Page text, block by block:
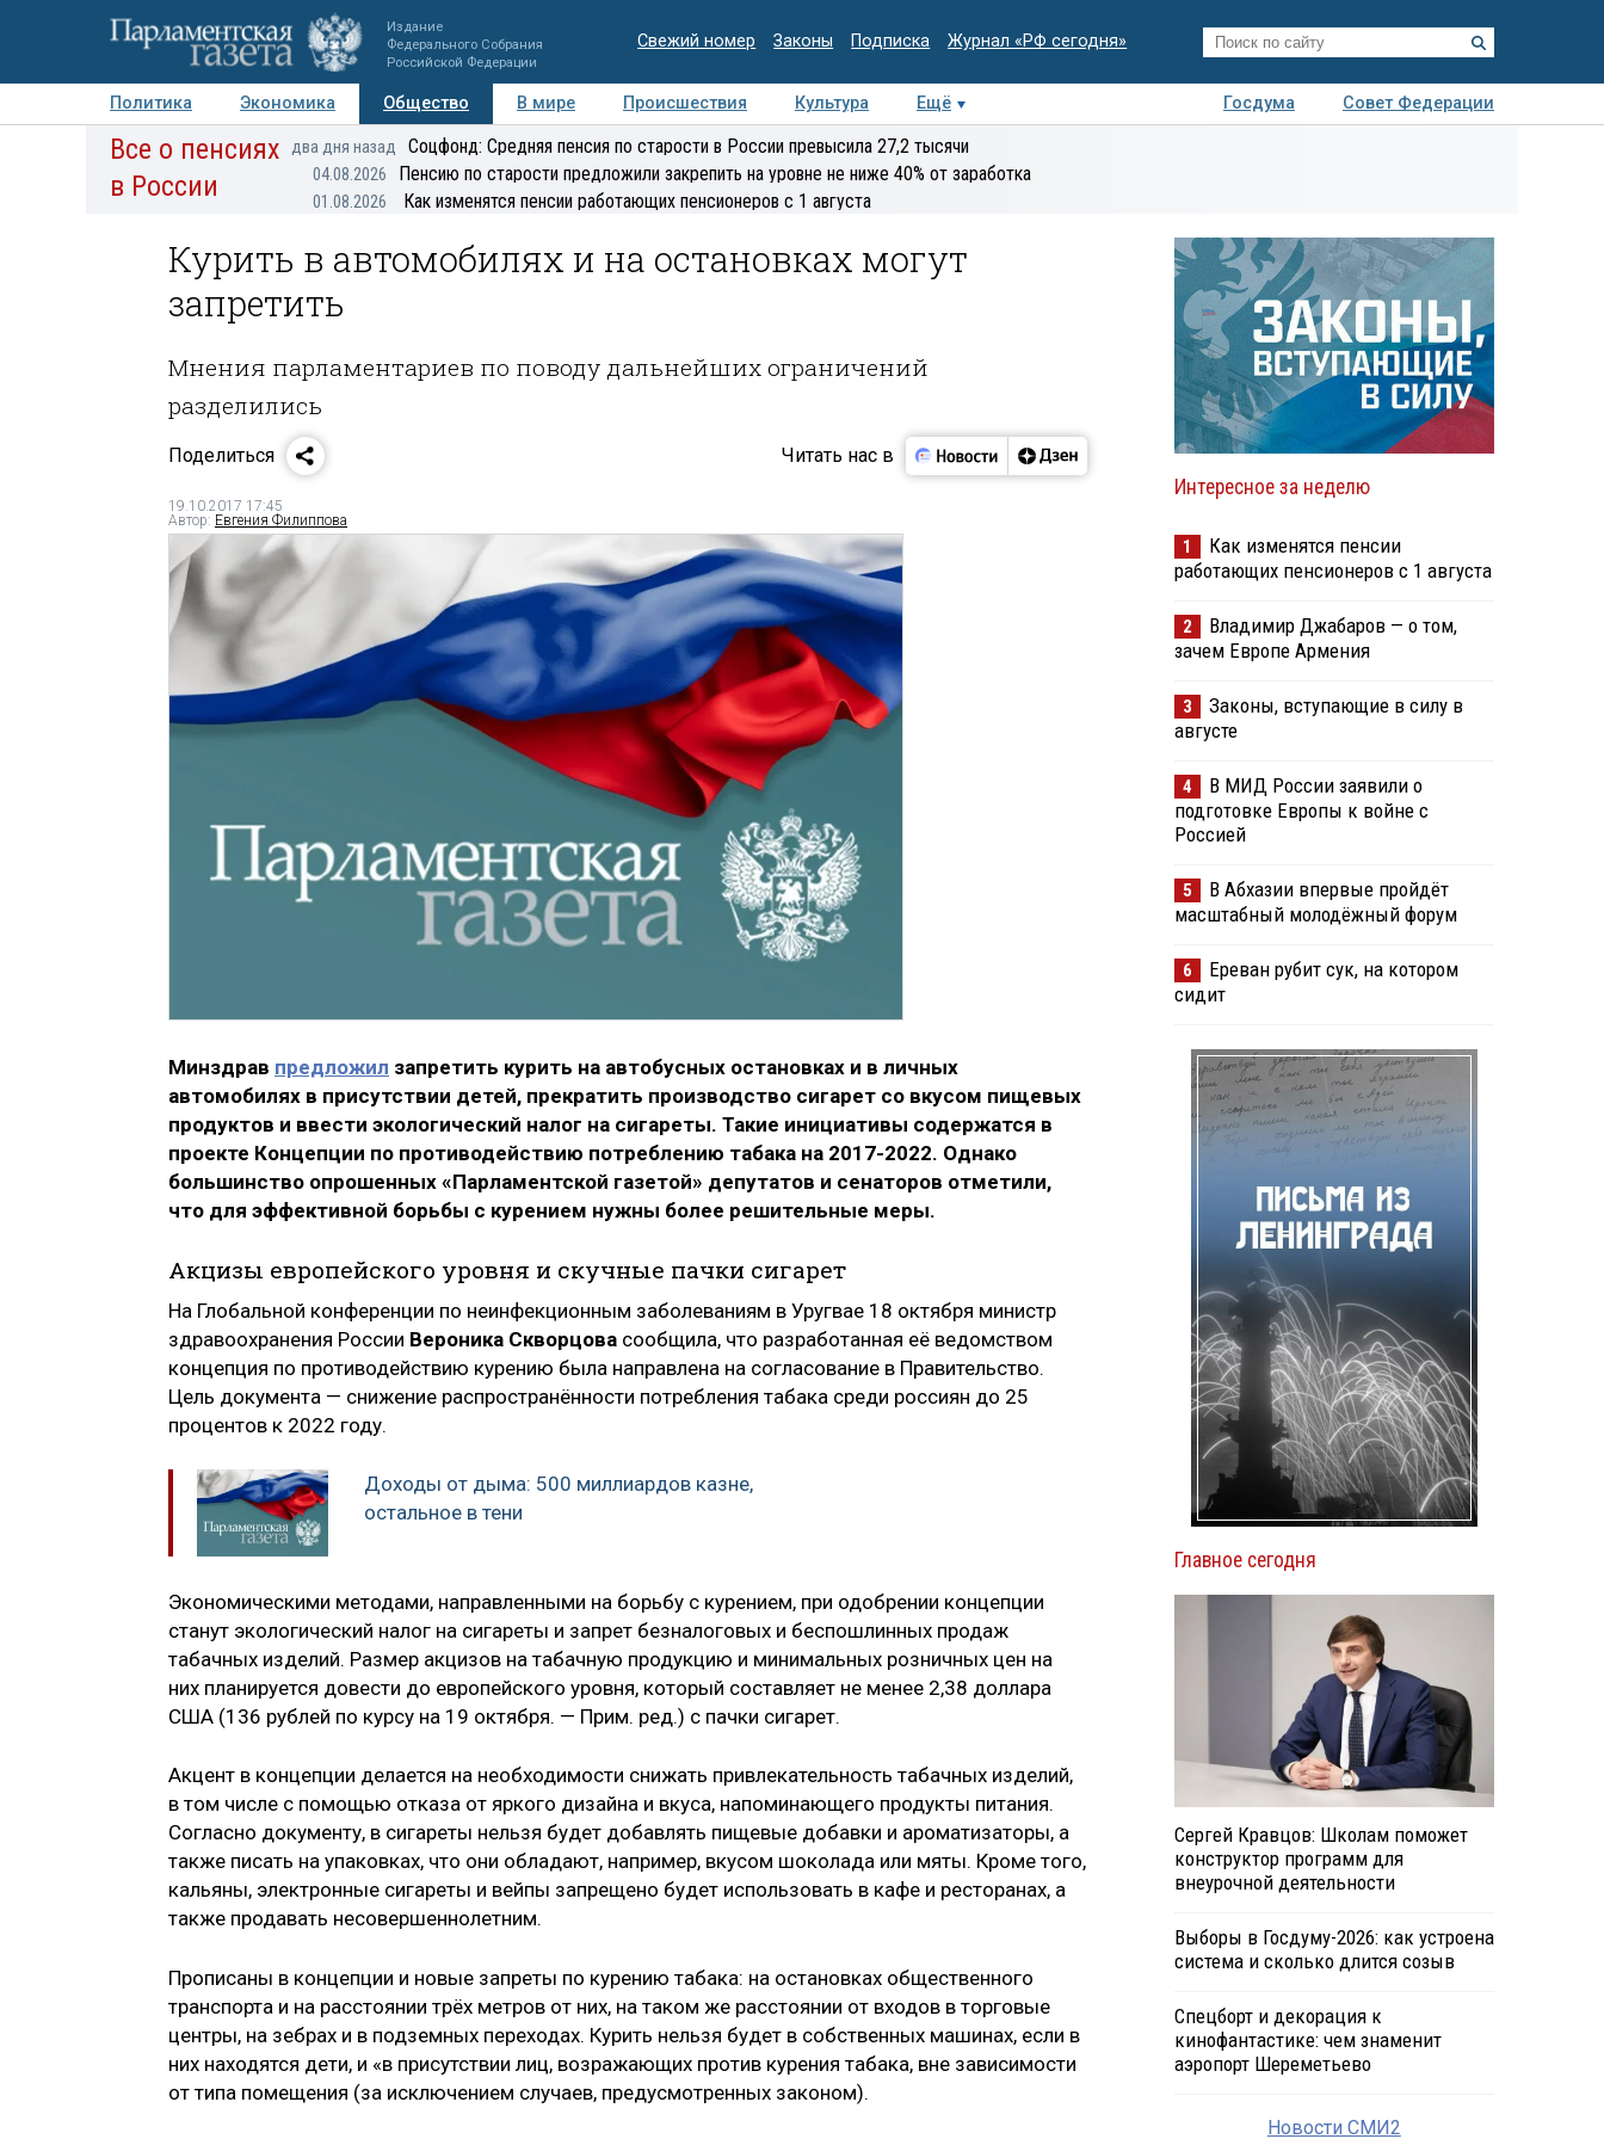
Издание
Федерального Собрания
Российской Федерации
Свежий номер Законы Подписка Журнал «РФ сегодня»
Политика Экономика Общество В мире Происшествия Культура Ещё Госдума
Совет Федерации
Авторы Персоны Мнения Регионы Медиацентр Интервью Колумнисты
Все о пенсиях
в России
два дня назад Соцфонд: Средняя пенсия по старости в России превысила 27,2 тысячи
04.08.2026 Пенсию по старости предложили закрепить на уровне не ниже 40% от заработка
01.08.2026 Как изменятся пенсии работающих пенсионеров с 1 августа
Курить в автомобилях и на остановках могут
запретить
Мнения парламентариев по поводу дальнейших ограничений
разделились
Поделиться Читать нас в
19.10.2017 17:45
Автор: Евгения Филиппова
Минздрав предложил запретить курить на автобусных остановках и в личных
автомобилях в присутствии детей, прекратить производство сигарет со вкусом пищевых
продуктов и ввести экологический налог на сигареты. Такие инициативы содержатся в
проекте Концепции по противодействию потреблению табака на 2017-2022. Однако
большинство опрошенных «Парламентской газетой» депутатов и сенаторов отметили,
что для эффективной борьбы с курением нужны более решительные меры.
Акцизы европейского уровня и скучные пачки сигарет
На Глобальной конференции по неинфекционным заболеваниям в Уругвае 18 октября министр
здравоохранения России Вероника Скворцова сообщила, что разработанная её ведомством
концепция по противодействию курению была направлена на согласование в Правительство.
Цель документа — снижение распространённости потребления табака среди россиян до 25
процентов к 2022 году.
Доходы от дыма: 500 миллиардов казне,
остальное в тени
Экономическими методами, направленными на борьбу с курением, при одобрении концепции
станут экологический налог на сигареты и запрет безналоговых и беспошлинных продаж
табачных изделий. Размер акцизов на табачную продукцию и минимальных розничных цен на
них планируется довести до европейского уровня, который составляет не менее 2,38 доллара
США (136 рублей по курсу на 19 октября. — Прим. ред.) с пачки сигарет.
Акцент в концепции делается на необходимости снижать привлекательность табачных изделий,
в том числе с помощью отказа от яркого дизайна и вкуса, напоминающего продукты питания.
Согласно документу, в сигареты нельзя будет добавлять пищевые добавки и ароматизаторы, а
также писать на упаковках, что они обладают, например, вкусом шоколада или мяты. Кроме того,
кальяны, электронные сигареты и вейпы запрещено будет использовать в кафе и ресторанах, а
также продавать несовершеннолетним.
Прописаны в концепции и новые запреты по курению табака: на остановках общественного
транспорта и на расстоянии трёх метров от них, на таком же расстоянии от входов в торговые
центры, на зебрах и в подземных переходах. Курить нельзя будет в собственных машинах, если в
них находятся дети, и «в присутствии лиц, возражающих против курения табака, вне зависимости
от типа помещения (за исключением случаев, предусмотренных законом).
Интересное за неделю
1
Как изменятся пенсии
работающих пенсионеров с 1 августа
2
Владимир Джабаров — о том,
зачем Европе Армения
3
Законы, вступающие в силу в
августе
4
В МИД России заявили о
подготовке Европы к войне с
Россией
5
В Абхазии впервые пройдёт
масштабный молодёжный форум
6
Ереван рубит сук, на котором
сидит
Главное сегодня
Сергей Кравцов: Школам поможет
конструктор программ для
внеурочной деятельности
Выборы в Госдуму-2026: как устроена
система и сколько длится созыв
Спецборт и декорация к
кинофантастике: чем знаменит
аэропорт Шереметьево
Новости СМИ2